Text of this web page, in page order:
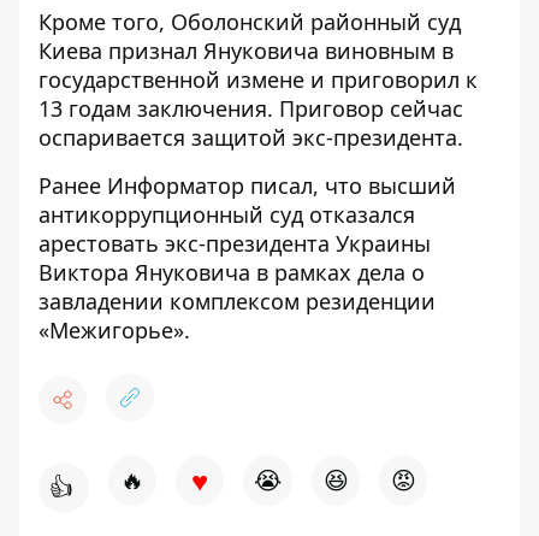
Кроме того, Оболонский районный суд
Киева признал Януковича виновным в
государственной измене и приговорил к
13 годам заключения. Приговор сейчас
оспаривается защитой экс-президента.
Ранее Информатор писал, что высший
антикоррупционный суд отказался
арестовать экс-президента Украины
Виктора Януковича в рамках дела о
завладении комплексом резиденции
«Межигорье».
👍 🔥 ♥ 😭 😆 😡